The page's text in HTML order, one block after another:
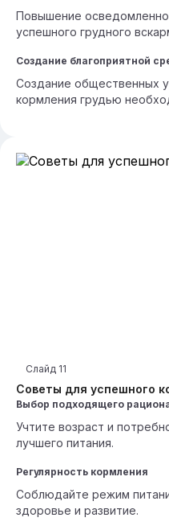
Повышение
успешного грудного
Создание благоприятной
Создание общественных
кормления грудью
Советы для успешного
Слайд 11
Выбор подходящего
Учтите возраст и
лучшего питания.
Регулярность кормления
Соблюдайте режим
здоровье и развитие.